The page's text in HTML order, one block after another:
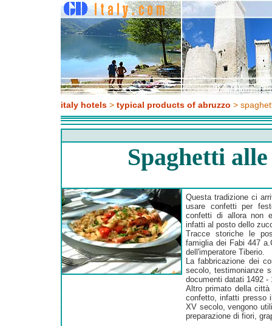
italy hotels > typical products of abruzzo >
Spaghetti
Questa tradizione ci
usare confetti per
confetti di allora non
infatti al posto dello
Tracce storiche le
famiglia dei Fabi 447
dell'imperatore Tiberio.
La fabbricazione dei
secolo, testimonianze
documenti datati 1492 -
Altro primato della
confetto, infatti presso
XV secolo, vengono
preparazione di fiori,